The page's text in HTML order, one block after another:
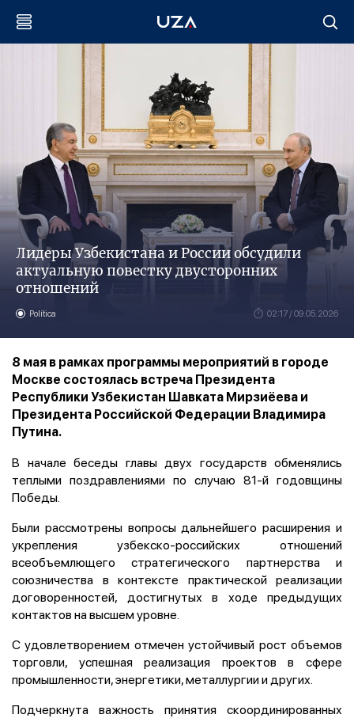
Лидеры Узбекистана и России обсудили
актуальную повестку двусторонних
отношений
Política 02:17 / 09.05.2026
8 мая в рамках программы мероприятий в городе
Москве состоялась встреча Президента
Республики Узбекистан Шавката Мирзиёева и
Президента Российской Федерации Владимира
Путина.
В начале беседы главы двух государств обменялись
теплыми поздравлениями по случаю 81-й годовщины
Победы.
Были рассмотрены вопросы дальнейшего расширения и
укрепления узбекско-российских отношений
всеобъемлющего стратегического партнерства и
союзничества в контексте практической реализации
договоренностей, достигнутых в ходе предыдущих
контактов на высшем уровне.
С удовлетворением отмечен устойчивый рост объемов
торговли, успешная реализация проектов в сфере
промышленности, энергетики, металлургии и других.
Подчеркнута важность принятия скоординированных